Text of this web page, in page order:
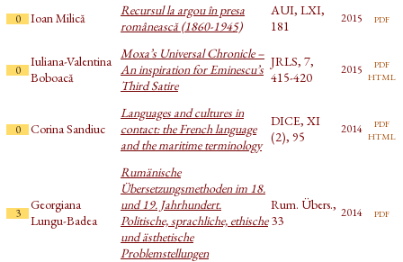
0 Ioan Milică
Recursul la argou în presa
românească (1860-1945)
AUI, LXI,
181
2015 pdf
0
Iuliana-Valentina
Boboacă
Moxa’s Universal Chronicle –
An inspiration for Eminescu’s
Third Satire
JRLS, 7,
415-420
2015 pdf
html
0 Corina Sandiuc
Languages and cultures in
contact: the French language
and the maritime terminology
DICE, XI
(2), 95
2014 pdf
html
3
Georgiana
Lungu-Badea
Rumänische
Übersetzungsmethoden im 18.
und 19. Jahrhundert.
Politische, sprachliche, ethische
und ästhetische
Problemstellungen
Rum. Übers.,
33
2014 pdf